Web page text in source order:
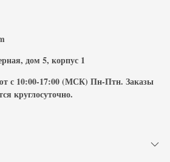
дом 5, корпус 1
с 10:00-17:00(МСК) Пн-Птн. Заказы
круглосуточно.